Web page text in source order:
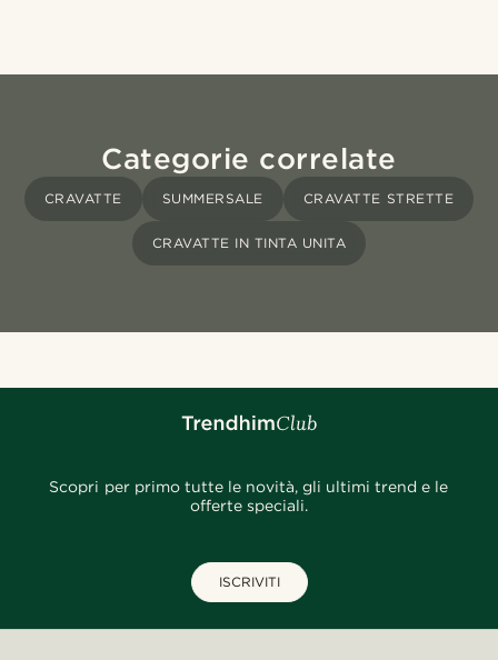
Categorie correlate
CRAVATTE SUMMERSALE CRAVATTE STRETTE
CRAVATTE IN TINTA UNITA
Scopri per primo tutte le novità, gli ultimi trend e le
offerte speciali.
ISCRIVITI